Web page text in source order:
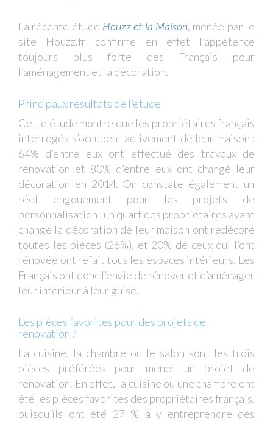
La récente étude Houzz et la Maison, menée par le
site Houzz.fr confirme en effet l’appétence
toujours plus forte des Français pour
l’aménagement et la décoration.
Principaux résultats de l’étude
Cette étude montre que les propriétaires français
interrogés s’occupent activement de leur maison :
64% d’entre eux ont effectué des travaux de
rénovation et 80% d’entre eux ont changé leur
décoration en 2014. On constate également un
réel engouement pour les projets de
personnalisation : un quart des propriétaires ayant
changé la décoration de leur maison ont redécoré
toutes les pièces (26%), et 20% de ceux qui l’ont
rénovée ont refait tous les espaces intérieurs. Les
Français ont donc l’envie de rénover et d’aménager
leur intérieur à leur guise.
Les pièces favorites pour des projets de
rénovation ?
La cuisine, la chambre ou le salon sont les trois
pièces préférées pour mener un projet de
rénovation. En effet, la cuisine ou une chambre ont
été les pièces favorites des propriétaires français,
puisqu’ils ont été 27 % à y entreprendre des